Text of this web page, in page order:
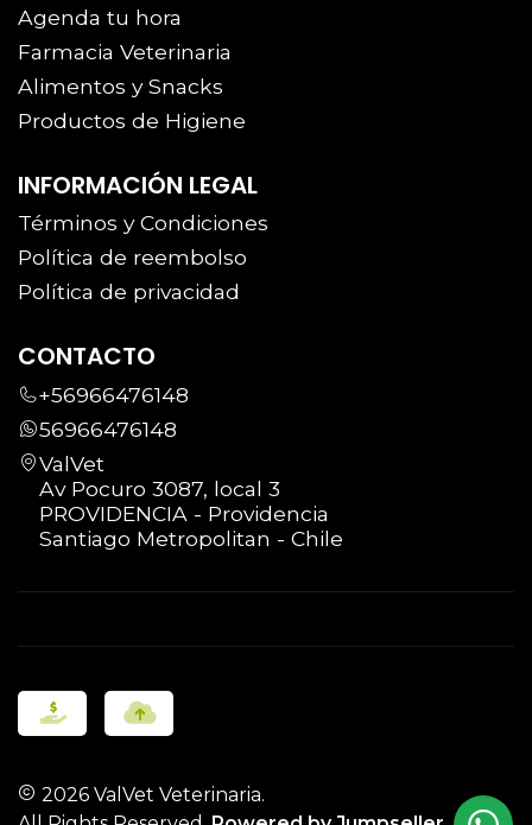
Agenda tu hora
Farmacia Veterinaria
Alimentos y Snacks
Productos de Higiene
INFORMACIÓN LEGAL
Términos y Condiciones
Política de reembolso
Política de privacidad
CONTACTO
+56966476148
56966476148
ValVet
Av Pocuro 3087, local 3
PROVIDENCIA - Providencia
Santiago Metropolitan - Chile
2026 ValVet Veterinaria.